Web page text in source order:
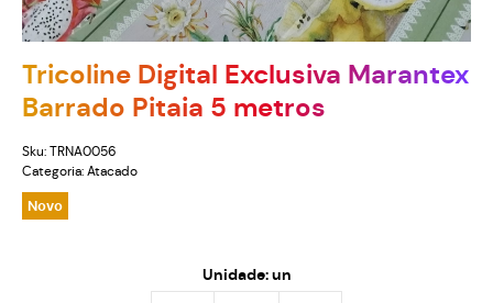
Tricoline Digital Exclusiva Marantex
Barrado Pitaia 5 metros
Sku: TRNA0056
Categoria: Atacado
Novo
Unidade: un